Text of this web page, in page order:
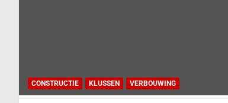
CONSTRUCTIE KLUSSEN VERBOUWING